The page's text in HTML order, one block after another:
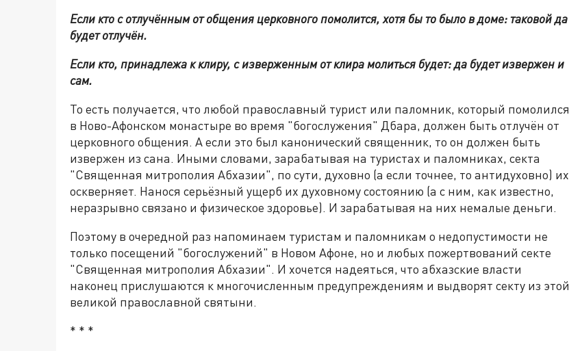
Если кто с отлучённым от общения церковного помолится, хотя бы то было в доме: таковой да
будет отлучён.
Если кто, принадлежа к клиру, с изверженным от клира молиться будет: да будет извержен и
сам.
То есть получается, что любой православный турист или паломник, который помолился
в Ново-Афонском монастыре во время "богослужения" Дбара, должен быть отлучён от
церковного общения. А если это был канонический священник, то он должен быть
извержен из сана. Иными словами, зарабатывая на туристах и паломниках, секта
"Священная митрополия Абхазии", по сути, духовно (а если точнее, то антидуховно) их
оскверняет. Нанося серьёзный ущерб их духовному состоянию (а с ним, как известно,
неразрывно связано и физическое здоровье). И зарабатывая на них немалые деньги.
Поэтому в очередной раз напоминаем туристам и паломникам о недопустимости не
только посещений "богослужений" в Новом Афоне, но и любых пожертвований секте
"Священная митрополия Абхазии". И хочется надеяться, что абхазские власти
наконец прислушаются к многочисленным предупреждениям и выдворят секту из этой
великой православной святыни.
* * *